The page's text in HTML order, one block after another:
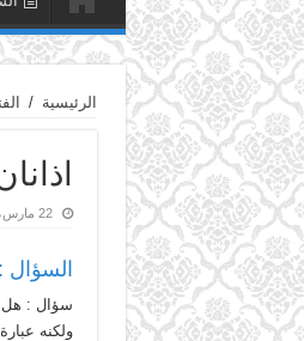
الرئيسية /
22 مارس، 2020
السؤال :
سؤال : هل
ولكنه